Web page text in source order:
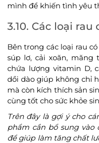
mình để khiến tình yêu
3.10. Các loại
Bên trong các loại rau
súp lơ, cải xoăn, măng
chứa lượng vitamin D,
dồi dào giúp không chỉ
mà còn kích thích sản
cùng tốt cho sức khỏe
Trên đây là gợi ý cho
phẩm cần bổ sung vào
để giúp làm tăng chất